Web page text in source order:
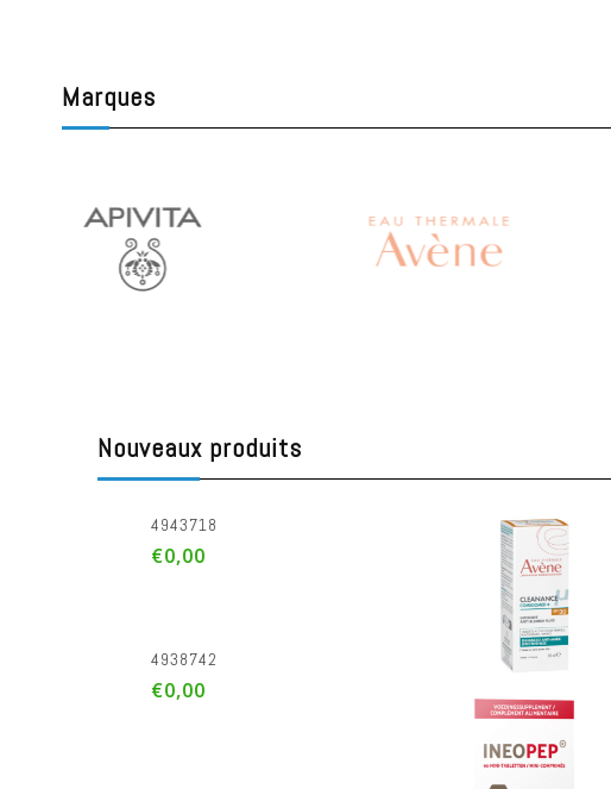
Marques
Nouveaux produits
Avene Cleanance Comedomed+ Spf30 30ml
Ineopep Comp 90 Revogan